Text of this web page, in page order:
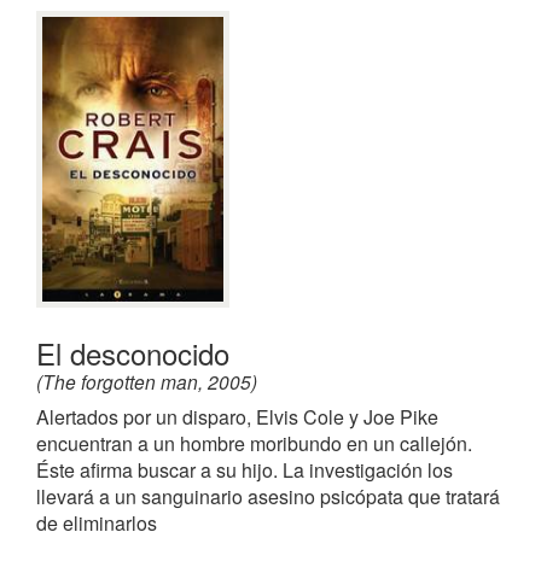
El desconocido
(The forgotten man, 2005)
Alertados por un disparo, Elvis Cole y Joe Pike
encuentran a un hombre moribundo en un callejón.
Éste afirma buscar a su hijo. La investigación los
llevará a un sanguinario asesino psicópata que tratará
de eliminarlos